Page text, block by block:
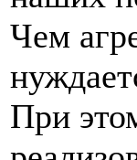
Чем
При